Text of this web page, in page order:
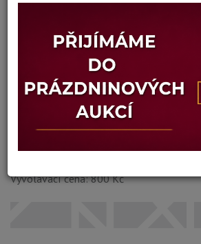
signováno vpravo dole
Šířka: 27 cm, výška: 32 cm
Stav: mírně poškozeno
Konec dražby:15.06.2026 20:43 SELČ
Dosažená cena:neprodáno
Vyvolávací cena: 800 Kč